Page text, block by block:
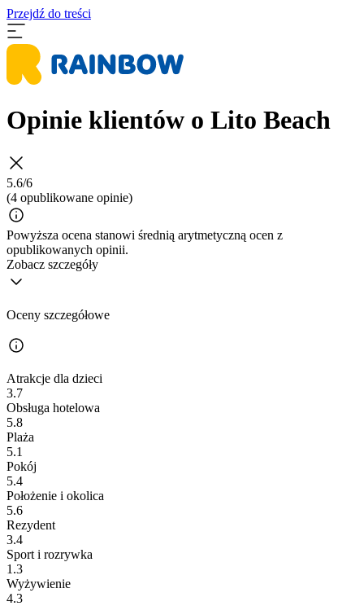
Przejdź do treści
Opinie klientów o Lito Beach
5.6/6
(4 opublikowane opinie)
Powyższa ocena stanowi średnią arytmetyczną ocen z
opublikowanych opinii.
Zobacz szczegóły
Oceny szczegółowe
Atrakcje dla dzieci
3.7
Obsługa hotelowa
5.8
Plaża
5.1
Pokój
5.4
Położenie i okolica
5.6
Rezydent
3.4
Sport i rozrywka
1.3
Wyżywienie
4.3